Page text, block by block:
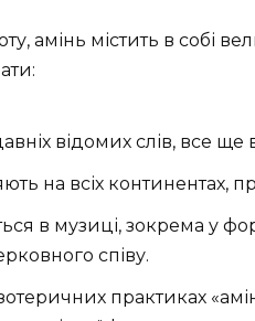
амінь містить в собі
відомих слів, все ще
на всіх континентах,
в музиці, зокрема у
співу.
практиках